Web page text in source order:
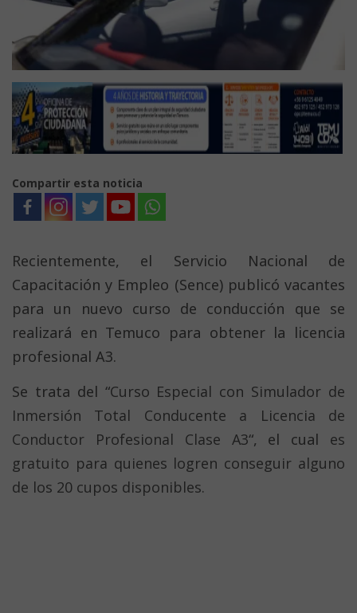
Compartir esta noticia
Recientemente, el Servicio Nacional de
Capacitación y Empleo (Sence) publicó vacantes
para un nuevo curso de conducción que se
realizará en Temuco para obtener la licencia
profesional A3.
Se trata del “Curso Especial con Simulador de
Inmersión Total Conducente a Licencia de
Conductor Profesional Clase A3“, el cual es
gratuito para quienes logren conseguir alguno
de los 20 cupos disponibles.